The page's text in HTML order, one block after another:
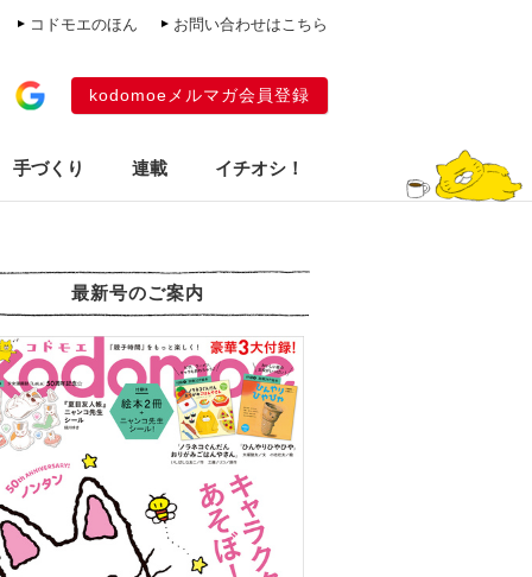
コドモエのほん お問い合わせはこちら
kodomoeメルマガ会員登録
手づくり 連載 イチオシ！
最新号のご案内